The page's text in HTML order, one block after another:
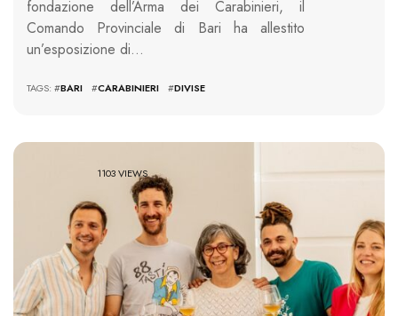
fondazione dell’Arma dei Carabinieri, il
Comando Provinciale di Bari ha allestito
un’esposizione di…
TAGS: #BARI #CARABINIERI #DIVISE
1103 VIEWS